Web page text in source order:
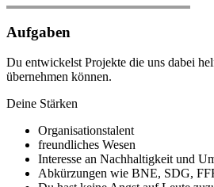
Aufgaben
Du entwickelst Projekte die uns dabei
übernehmen können.
Deine Stärken
Organisationstalent
freundliches Wesen
Interesse an Nachhaltigkeit und
Abkürzungen wie BNE, SDG,